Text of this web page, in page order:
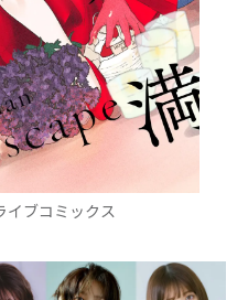
ブコミックス